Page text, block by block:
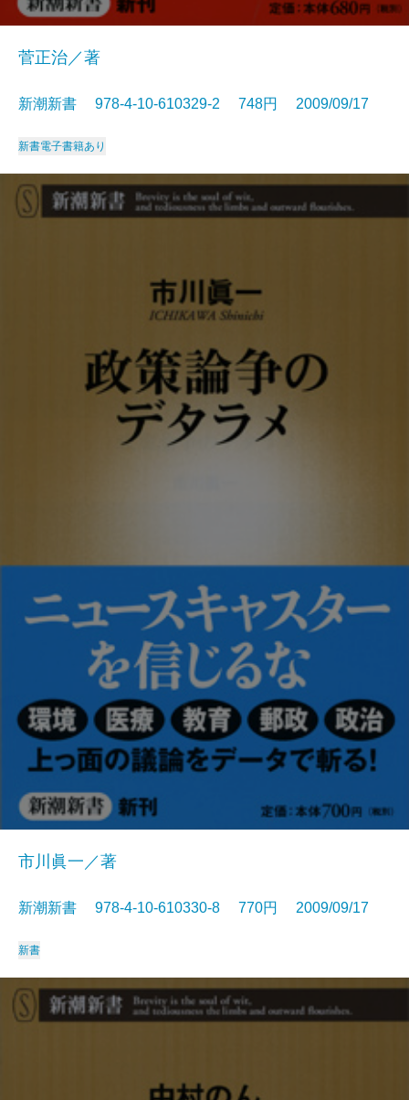
菅正治／著
新潮新書 978-4-10-610329-2 748円 2009/09/17
新書電子書籍あり
市川眞一／著
新潮新書 978-4-10-610330-8 770円 2009/09/17
新書